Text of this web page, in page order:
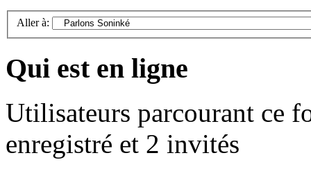
Aller à:
Qui est en ligne
Utilisateurs parcourant ce
enregistré et 2 invités